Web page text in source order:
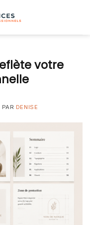
votre
PAR DENISE